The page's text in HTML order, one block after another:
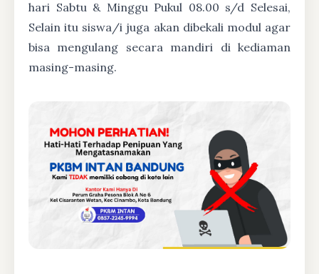
hari Sabtu & Minggu Pukul 08.00 s/d Selesai,
Selain itu siswa/i juga akan dibekali modul agar
bisa mengulang secara mandiri di kediaman
masing-masing.